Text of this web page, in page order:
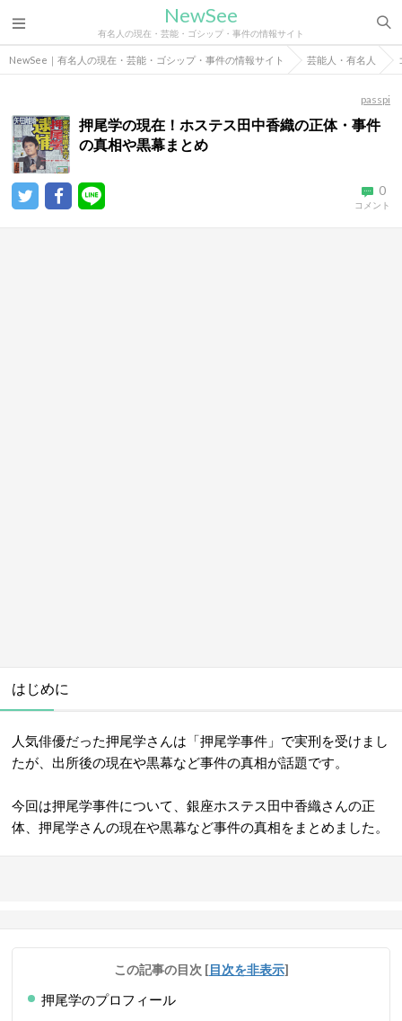
NewSee
有名人の現在・芸能・ゴシップ・事件の情報サイト
NewSee｜有名人の現在・芸能・ゴシップ・事件の情報サイト 芸能人・有名人
passpi
押尾学の現在！ホステス田中香織の正体・事件
の真相や黒幕まとめ
0
コメント
はじめに
人気俳優だった押尾学さんは「押尾学事件」で実刑を受けまし
たが、出所後の現在や黒幕など事件の真相が話題です。
今回は押尾学事件について、銀座ホステス田中香織さんの正
体、押尾学さんの現在や黒幕など事件の真相をまとめました。
この記事の目次 [目次を非表示]
押尾学のプロフィール